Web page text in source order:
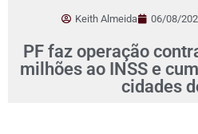
Keith Almeida 06/08/
PF faz operação
milhões ao INSS e
cidades